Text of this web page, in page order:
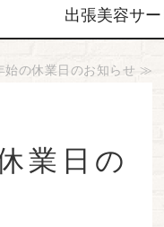
出張美容サー
の休業日のお知らせ ≫
業日の